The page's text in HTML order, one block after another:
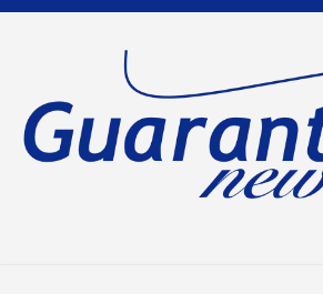
Ir